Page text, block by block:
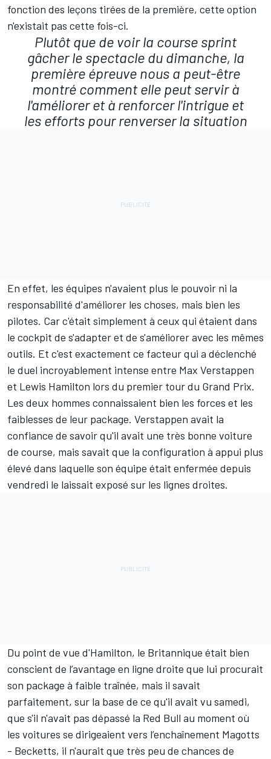
fonction des leçons tirées de la première, cette option
n'existait pas cette fois-ci.
Plutôt que de voir la course sprint
gâcher le spectacle du dimanche, la
première épreuve nous a peut-être
montré comment elle peut servir à
l'améliorer et à renforcer l'intrigue et
les efforts pour renverser la situation
En effet, les équipes n'avaient plus le pouvoir ni la
responsabilité d'améliorer les choses, mais bien les
pilotes. Car c'était simplement à ceux qui étaient dans
le cockpit de s'adapter et de s'améliorer avec les mêmes
outils. Et c'est exactement ce facteur qui a déclenché
le duel incroyablement intense entre Max Verstappen
et Lewis Hamilton lors du premier tour du Grand Prix.
Les deux hommes connaissaient bien les forces et les
faiblesses de leur package. Verstappen avait la
confiance de savoir qu'il avait une très bonne voiture
de course, mais savait que la configuration à appui plus
élevé dans laquelle son équipe était enfermée depuis
vendredi le laissait exposé sur les lignes droites.
Du point de vue d'Hamilton, le Britannique était bien
conscient de l’avantage en ligne droite que lui procurait
son package à faible traînée, mais il savait
parfaitement, sur la base de ce qu'il avait vu samedi,
que s'il n'avait pas dépassé la Red Bull au moment où
les voitures se dirigeaient vers l’enchaînement Magotts
- Becketts, il n'aurait que très peu de chances de